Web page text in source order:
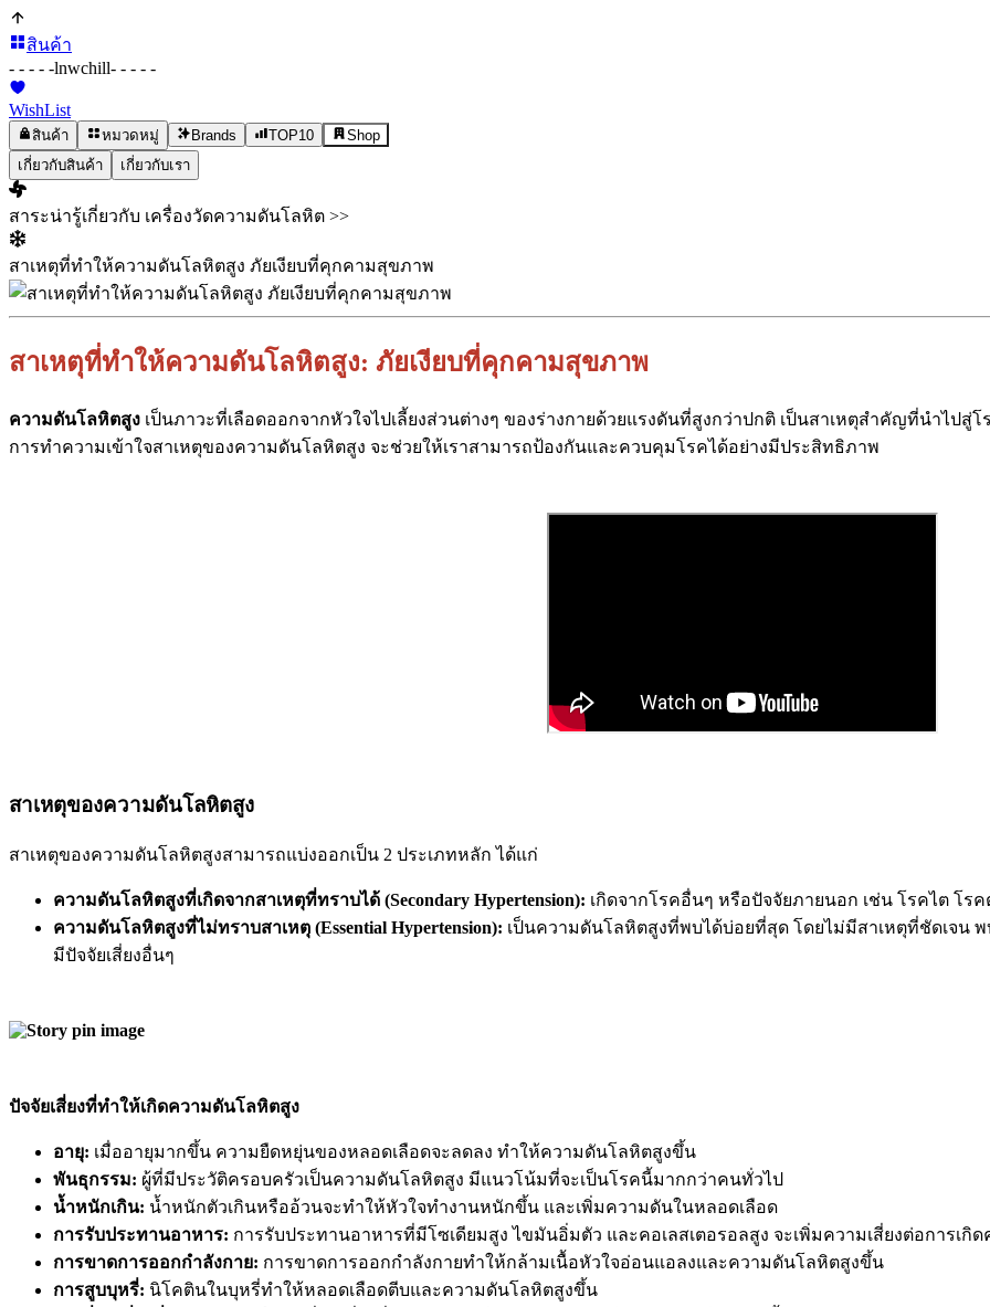
สินค้า
- - - - -lnwchill- - - - -
WishList
สินค้า หมวดหมู่ Brands TOP10
Shop
เกี่ยวกับสินค้า
เกี่ยวกับเรา
สาระน่ารู้เกี่ยวกับ เครื่องวัดความดันโลหิต >>
สาเหตุที่ทำให้ความดันโลหิตสูง ภัยเงียบที่คุกคามสุขภาพ
สาเหตุที่ทำให้ความดันโลหิตสูง: ภัยเงียบที่คุกคามสุขภาพ
ความดันโลหิตสูง เป็นภาวะที่เลือดออกจากหัวใจไปเลี้ยงส่วนต่างๆ ของร่างกายด้วยแรงดันที่สูงกว่าปกติ เป็นสาเหตุสำคัญที่นำไปสู่
การทำความเข้าใจสาเหตุของความดันโลหิตสูง จะช่วยให้เราสามารถป้องกันและควบคุมโรคได้อย่างมีประสิทธิภาพ
สาเหตุของความดันโลหิตสูง
สาเหตุของความดันโลหิตสูงสามารถแบ่งออกเป็น 2 ประเภทหลัก ได้แก่
ความดันโลหิตสูงที่เกิดจากสาเหตุที่ทราบได้ (Secondary Hypertension): เกิดจากโรคอื่นๆ หรือปัจจัยภายนอก เช่น โรคไต โร
ความดันโลหิตสูงที่ไม่ทราบสาเหตุ (Essential Hypertension): เป็นความดันโลหิตสูงที่พบได้บ่อยที่สุด โดยไม่มีสาเหตุที่ชัดเจน
มีปัจจัยเสี่ยงอื่นๆ
ปัจจัยเสี่ยงที่ทำให้เกิดความดันโลหิตสูง
อายุ: เมื่ออายุมากขึ้น ความยืดหยุ่นของหลอดเลือดจะลดลง ทำให้ความดันโลหิตสูงขึ้น
พันธุกรรม: ผู้ที่มีประวัติครอบครัวเป็นความดันโลหิตสูง มีแนวโน้มที่จะเป็นโรคนี้มากกว่าคนทั่วไป
น้ำหนักเกิน: น้ำหนักตัวเกินหรืออ้วนจะทำให้หัวใจทำงานหนักขึ้น และเพิ่มความดันในหลอดเลือด
การรับประทานอาหาร: การรับประทานอาหารที่มีโซเดียมสูง ไขมันอิ่มตัว และคอเลสเตอรอลสูง จะเพิ่มความเสี่ยงต่อการเกิ
การขาดการออกกำลังกาย: การขาดการออกกำลังกายทำให้กล้ามเนื้อหัวใจอ่อนแอลงและความดันโลหิตสูงขึ้น
การสูบบุหรี่: นิโคตินในบุหรี่ทำให้หลอดเลือดตีบและความดันโลหิตสูงขึ้น